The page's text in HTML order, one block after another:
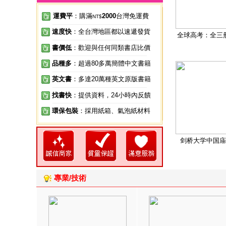
運費平 ：購滿NT$2000台灣免運費
速度快 ：全台灣地區都以速遞發貨
書價低 ：歡迎與任何同類書店比價
品種多 ：超過80多萬簡體中文書籍
英文書 ：多達20萬種英文原版書籍
找書快 ：提供資料，24小時內反饋
環保包裝 ：採用紙箱、氣泡紙材料
全球高考：全三
剑桥大学中国庙
專業/技術